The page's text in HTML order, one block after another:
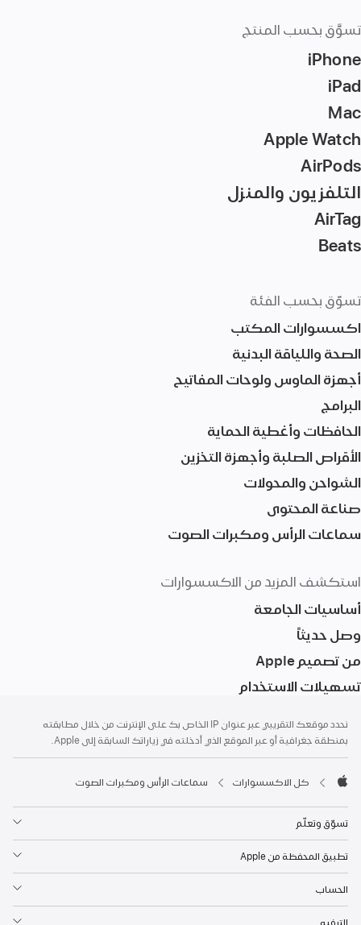
تسوَّق بحسب المنتج
iPhone
iPad
Mac‏
Apple Watch
AirPods
التلفزيون والمنزل
AirTag‏
Beats
تسوّق بحسب الفئة
اكسسوارات المكتب
الصحة واللياقة البدنية
أجهزة الماوس ولوحات المفاتيح
البرامج
الحافظات وأغطية الحماية
الأقراص الصلبة وأجهزة التخزين
الشواحن والمحولات
صناعة المحتوى
سماعات الرأس ومكبرات الصوت
استكشف المزيد من الاكسسوارات
أساسيات الجامعة
وصل حديثاً
من تصميم ‏Apple
تسهيلات الاستخدام
نحدد موقعك التقريبي عبر عنوان IP الخاص بك على الإنترنت من خلال مطابقته
بمنطقة جغرافية أو عبر الموقع الذي أدخلته في زياراتك السابقة إلى Apple.
كل الاكسسوارات سماعات الرأس ومكبرات الصوت
تسوّق وتعلّم
تطبيق المحفظة من Apple
الحساب
الترفيه